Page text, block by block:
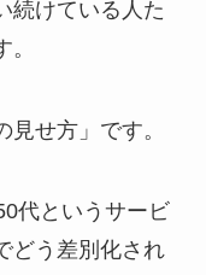
続けている人た
せ方」です。
代というサービ
どう差別化され